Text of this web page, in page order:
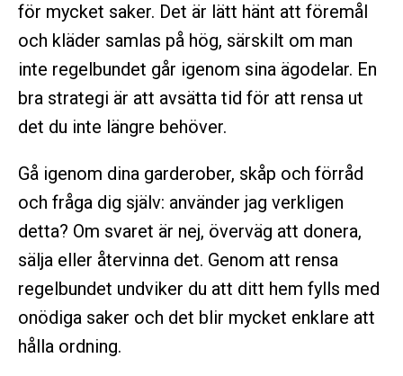
för mycket saker. Det är lätt hänt att föremål
och kläder samlas på hög, särskilt om man
inte regelbundet går igenom sina ägodelar. En
bra strategi är att avsätta tid för att rensa ut
det du inte längre behöver.
Gå igenom dina garderober, skåp och förråd
och fråga dig själv: använder jag verkligen
detta? Om svaret är nej, överväg att donera,
sälja eller återvinna det. Genom att rensa
regelbundet undviker du att ditt hem fylls med
onödiga saker och det blir mycket enklare att
hålla ordning.